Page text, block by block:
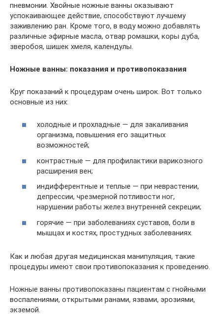
пневмонии. Хвойные ножные ванны оказывают
успокаивающее действие, способствуют лучшему
заживлению ран. Кроме того, в воду можно добавлять
различные эфирные масла, отвар ромашки, коры дуба,
зверобоя, шишек хмеля, календулы.
Ножные ванны: показания и противопоказания
Круг показаний к процедурам очень широк. Вот только
основные из них:
холодные и прохладные — для закаливания
организма, повышения его защитных
возможностей;
контрастные — для профилактики варикозного
расширения вен;
индифферентные и теплые — при неврастении,
депрессии, чрезмерной потливости ног,
нарушении работы желез внутренней секреции;
горячие — при заболеваниях суставов, боли в
мышцах и костях, простудных заболеваниях.
Как и любая другая медицинская манипуляция, такие
процедуры имеют свои противопоказания к проведению.
Ножные ванны противопоказаны пациентам с гнойными
воспалениями, открытыми ранами, язвами, эрозиями,
экземой.